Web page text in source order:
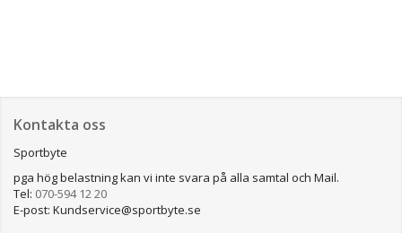
Kontakta oss
Sportbyte
pga hög belastning kan vi inte svara på alla samtal och Mail.
Tel: 070-594 12 20
E-post: Kundservice@sportbyte.se